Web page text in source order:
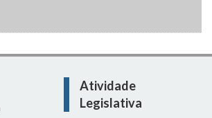
Atividade
Legislativa